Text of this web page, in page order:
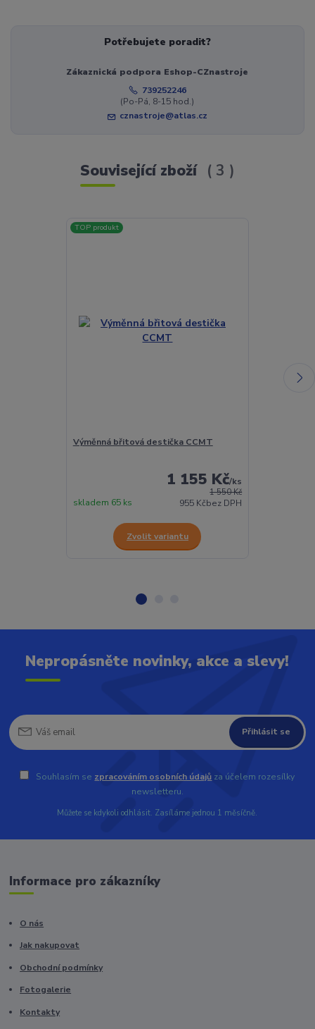
Potřebujete poradit?
Zákaznická podpora Eshop-CZnastroje
739252246
(Po-Pá, 8-15 hod.)
cznastroje@atlas.cz
Související zboží 3
TOP produkt
Výměnná břitová destička CCMT
1 550 Kč
1 155 Kč/ks
955 Kčbez DPH
skladem 65 ks
Zvolit variantu
Nepropásněte novinky, akce a slevy!
Přihlásit se
Souhlasím se zpracováním osobních údajů za účelem rozesílky
newsletteru.
Můžete se kdykoli odhlásit. Zasíláme jednou 1 měsíčně.
Informace pro zákazníky
O nás
Jak nakupovat
Obchodní podmínky
Fotogalerie
Kontakty